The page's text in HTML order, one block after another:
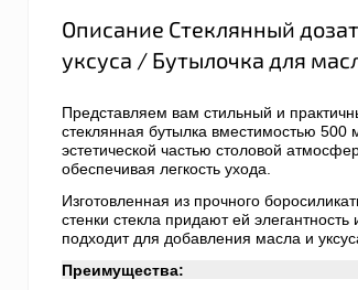
Описание Стеклянный
уксуса / Бутылочка для
Представляем вам стильный и
стеклянная бутылка вместимостью
эстетической частью столовой
обеспечивая легкость ухода.
Изготовленная из прочного
стенки стекла придают ей
подходит для добавления масла и
Преимущества: